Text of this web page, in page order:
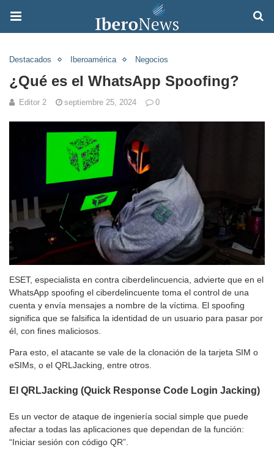
Destacados Iberoamérica Negocios
¿Qué es el WhatsApp Spoofing?
Editor 2 septiembre 25, 2024 0
ESET, especialista en contra ciberdelincuencia, advierte que en el
WhatsApp spoofing el ciberdelincuente toma el control de una
cuenta y envía mensajes a nombre de la víctima. El spoofing
significa que se falsifica la identidad de un usuario para pasar por
él, con fines maliciosos.
Para esto, el atacante se vale de la clonación de la tarjeta SIM o
eSIMs, o el QRLJacking, entre otros.
El QRLJacking (Quick Response Code Login Jacking)
Es un vector de ataque de ingeniería social simple que puede
afectar a todas las aplicaciones que dependan de la función:
“Iniciar sesión con código QR”.